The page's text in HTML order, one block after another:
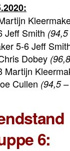
Jeff Smith
5-6 Jeff
Dobey
Martijn
Cullen (94,5
6: